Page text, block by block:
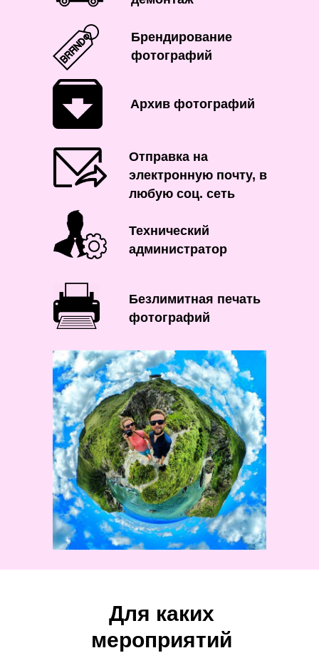
Брендирование
фотографий
Архив фотографий
Отправка на
электронную почту, в
любую соц. сеть
Безлимитная печать
фотографий
Технический
администратор
Для каких
мероприятий